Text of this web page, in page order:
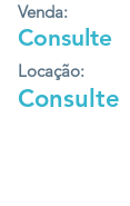
Venda:
Consulte
Locação:
Consulte